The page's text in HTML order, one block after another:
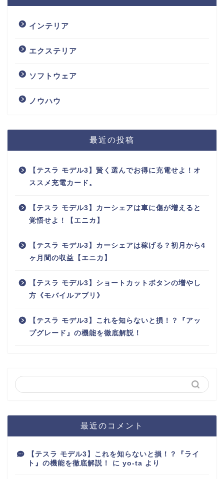
インテリア
エクステリア
ソフトウェア
ノウハウ
最近の投稿
【テスラ モデル3】賢く選んでお得に充電せよ！オ
ススメ充電カード。
【テスラ モデル3】カーシェアは車に傷が増えると
覚悟せよ！【エニカ】
【テスラ モデル3】カーシェアは稼げる？初月から4
ヶ月間の収益【エニカ】
【テスラ モデル3】ショートカットボタンの増やし
方《モバイルアプリ》
【テスラ モデル3】これを知らないと損！？『アッ
プグレード』の機能を徹底解説！
最近のコメント
【テスラ モデル3】これを知らないと損！？『ライ
ト』の機能を徹底解説！
に yo-ta より